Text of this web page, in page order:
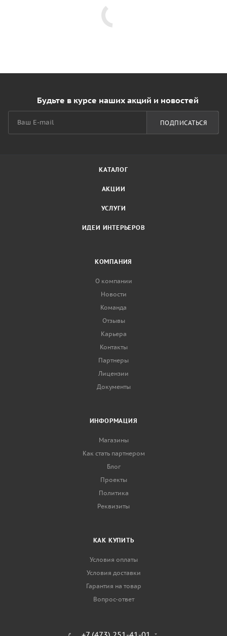
Будьте в курсе наших акций и новостей
ПОДПИСАТЬСЯ
КАТАЛОГ
АКЦИИ
УСЛУГИ
ИДЕИ ИНТЕРЬЕРОВ
КОМПАНИЯ
О компании
Новости
Команда
Отзывы
Карьера
Контакты
Партнеры
Лицензии
Документы
ИНФОРМАЦИЯ
Магазины
Как стать партнером
Блог
Проекты
Политика
Реквизиты
КАК КУПИТЬ
Условия оплаты
Условия доставки
Гарантия на товар
Вопрос-ответ